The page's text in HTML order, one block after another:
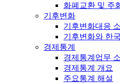
화폐교환 및 주
기후변화
기후변화대응
기후변화와 한
경제통계
경제통계업무
경제통계 개요
주요통계 해설